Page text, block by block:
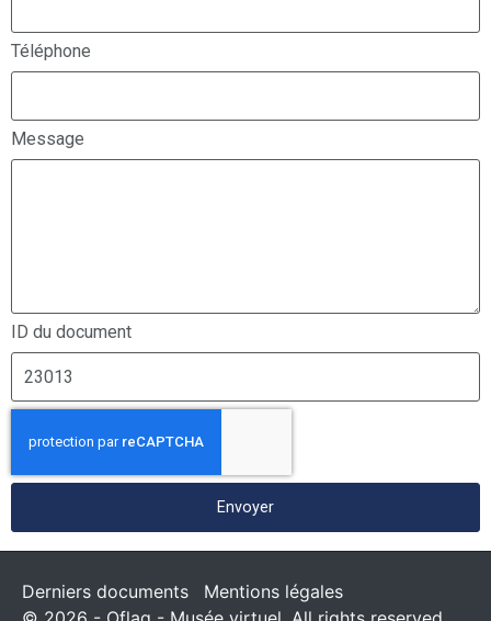
Téléphone
Message
ID du document
Envoyer
Derniers documents
Mentions légales